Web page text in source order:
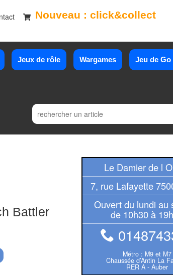
Nouveau : click&collect
Jeux de rôle Wargames Jeu de Go
Battler
Le Damier de l
7, rue Lafayette
Ouvert du lundi au
de 10h30 à
Métro : M9 et M7
Chaussée d’Antin La
RER A - Auber